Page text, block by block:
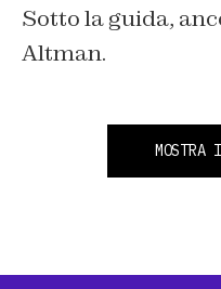
Sotto la guida,
Altman.
MOSTRA